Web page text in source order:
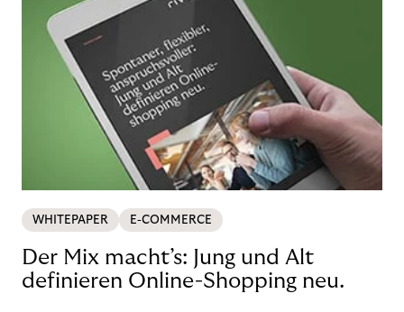
WHITEPAPER E-COMMERCE
Der Mix macht’s: Jung und Alt
definieren Online-Shopping neu.